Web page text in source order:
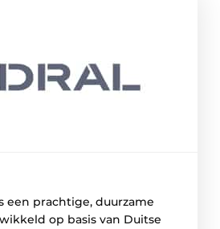
een prachtige, duurzame
op basis van Duitse